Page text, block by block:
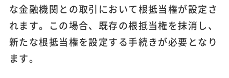
な金融機関との取引において根抵当権が設定さ
れます。この場合、既存の根抵当権を抹消し、
新たな根抵当権を設定する手続きが必要となり
ます。